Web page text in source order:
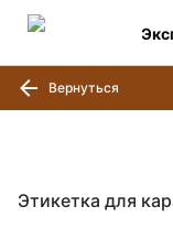
Вернуться
Этикетка для